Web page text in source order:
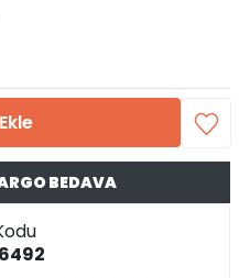
BEDAVA